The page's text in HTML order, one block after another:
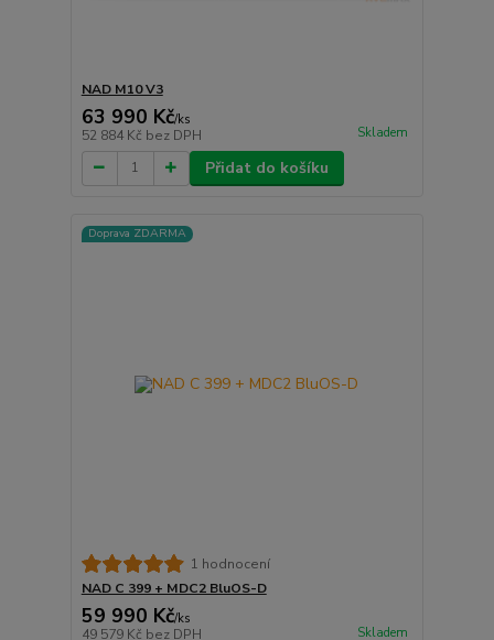
NAD M10 V3
63 990 Kč/ks
52 884 Kč bez DPH Skladem
Přidat do košíku
Doprava ZDARMA
1 hodnocení
NAD C 399 + MDC2 BluOS-D
59 990 Kč/ks
49 579 Kč bez DPH Skladem